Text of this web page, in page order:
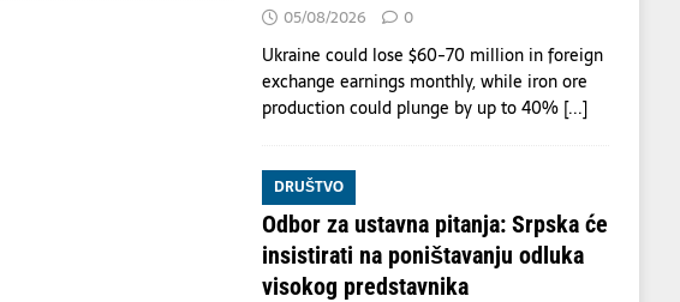
05/08/2026 0
Ukraine could lose $60-70 million in foreign
exchange earnings monthly, while iron ore
production could plunge by up to 40% [...]
DRUŠTVO
Odbor za ustavna pitanja: Srpska će
insistirati na poništavanju odluka
visokog predstavnika